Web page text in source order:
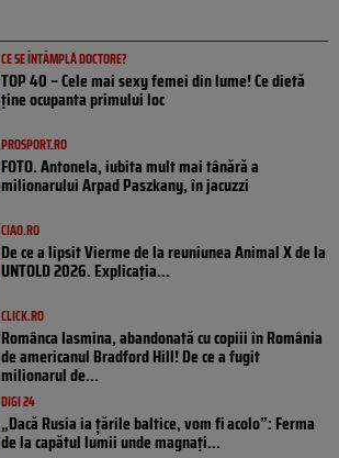
CE SE ÎNTÂMPLĂ DOCTORE?
TOP 40 – Cele mai sexy femei din lume! Ce dietă
ține ocupanta primului loc
PROSPORT.RO
FOTO. Antonela, iubita mult mai tânără a
milionarului Arpad Paszkany, în jacuzzi
CIAO.RO
De ce a lipsit Vierme de la reuniunea Animal X de la
UNTOLD 2026. Explicația...
CLICK.RO
Românca Iasmina, abandonată cu copiii în România
de americanul Bradford Hill! De ce a fugit
milionarul de...
DIGI 24
„Dacă Rusia ia țările baltice, vom fi acolo”: Ferma
de la capătul lumii unde magnați...